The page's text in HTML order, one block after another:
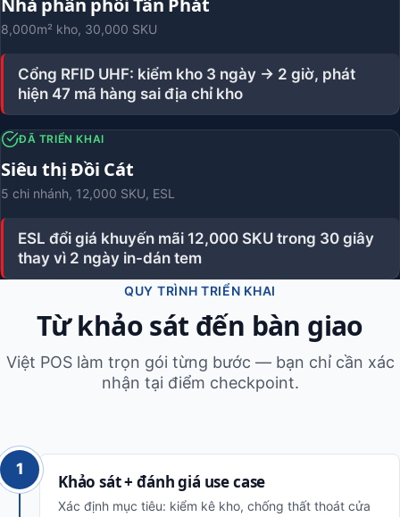
8,000m² kho, 30,000 SKU
Cổng RFID UHF: kiểm kho 3 ngày → 2 giờ, phát
hiện 47 mã hàng sai địa chỉ kho
ĐÃ TRIỂN KHAI
Siêu thị Đồi Cát
5 chi nhánh, 12,000 SKU, ESL
ESL đổi giá khuyến mãi 12,000 SKU trong 30 giây
thay vì 2 ngày in-dán tem
QUY TRÌNH TRIỂN KHAI
Từ khảo sát đến bàn giao
Việt POS làm trọn gói từng bước — bạn chỉ cần xác
nhận tại điểm checkpoint.
1
Khảo sát + đánh giá use case
Xác định mục tiêu: kiểm kê kho, chống thất thoát cửa